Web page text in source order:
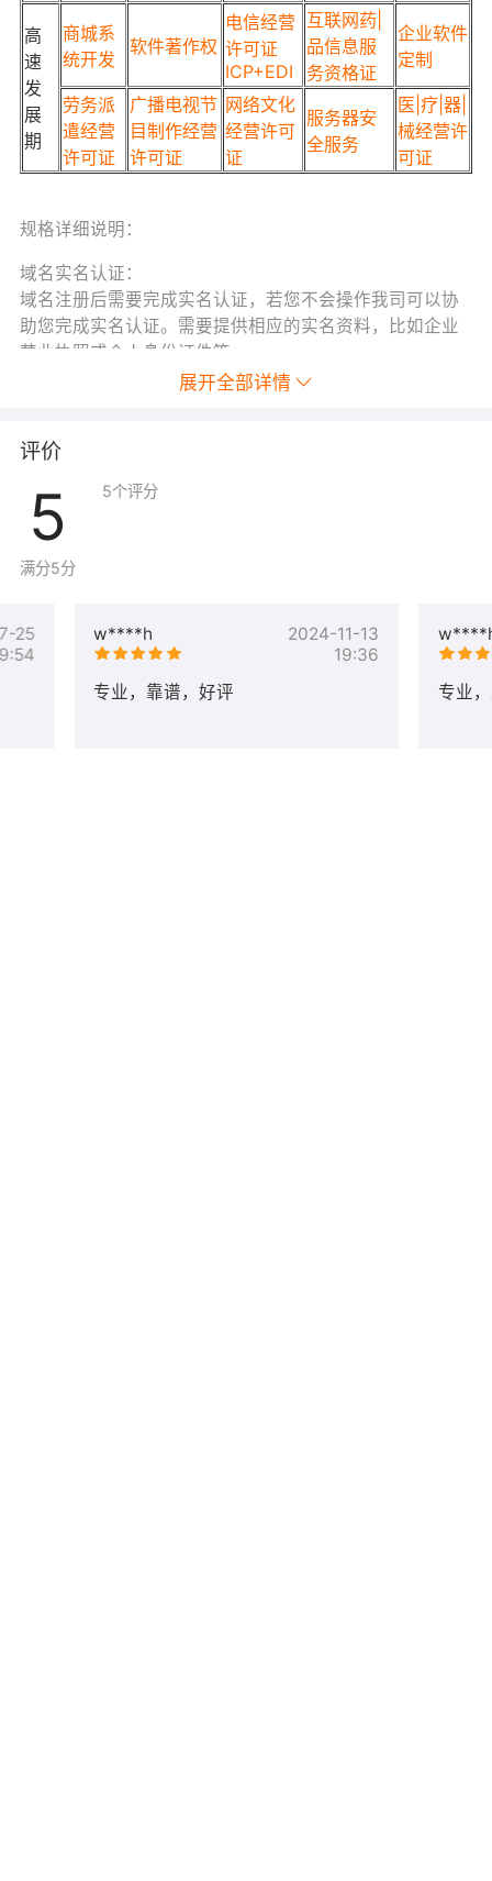
高
速
发
展
期
商城系
统开发
软件著作权
电信经营
许可证
ICP+EDI
互联网药|
品信息服
务资格证
企业软件
定制
劳务派
遣经营
许可证
广播电视节
目制作经营
许可证
网络文化
经营许可
证
服务器安
全服务
医|疗|器|
械经营许
可证
规格详细说明：
域名实名认证：
域名注册后需要完成实名认证，若您不会操作我司可以协
助您完成实名认证。需要提供相应的实名资料，比如企业
营业执照或个人身份证件等。
解析要求。
域名备案：
若您的域名需要对接国内网站，申请支付接口等，您的域
名还需要进行ICP备案，我司可以协助您进行ICP备案，需
用户提供相应的备案资料（营业执照 或个人身份证件等）
企业定制：
为您开发建设企业网站，可一站式全包，也可以只开发网
站，自行提供服务器
展开全部详情
评价
5
满分5分
5个评分
w****h
2024-11-13
19:36
专业，靠谱，好评
专业
25